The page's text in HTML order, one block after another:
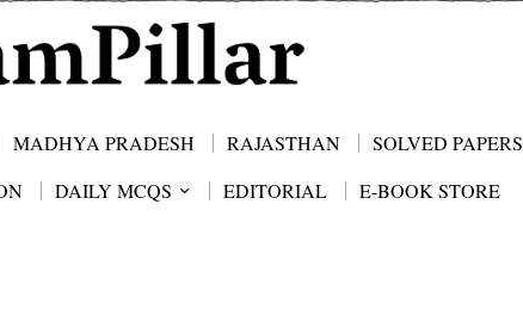
MADHYA PRADESH RAJASTHAN
SOLVED PAPERS
DAILY MCQS EDITORIAL
E-BOOK STORE